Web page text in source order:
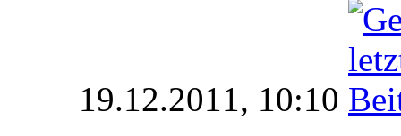
19.12.2011, 10:10